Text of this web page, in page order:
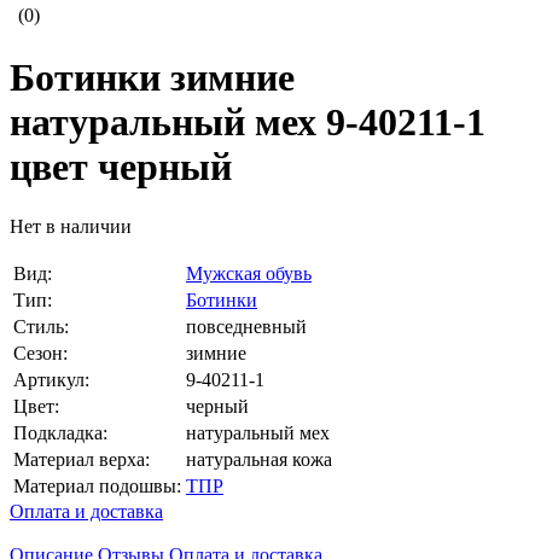
(0)
Ботинки зимние
натуральный мех 9-40211-1
цвет черный
Нет в наличии
Вид:
Мужская обувь
Тип:
Ботинки
Стиль:
повседневный
Сезон:
зимние
Артикул:
9-40211-1
Цвет:
черный
Подкладка:
натуральный мех
Материал верха:
натуральная кожа
Материал подошвы: ТПР
Оплата и доставка
Описание Отзывы Оплата и доставка